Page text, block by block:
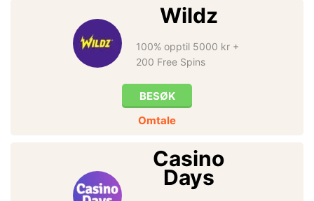
Wildz
100% opptil 5000 kr +
200 Free Spins
BESØK
Omtale
Casino
Days